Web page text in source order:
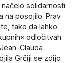
solidarnosti
na posojilo. Prav
tako da lahko
odločitvah
Clauda
Grčiji se zdijo